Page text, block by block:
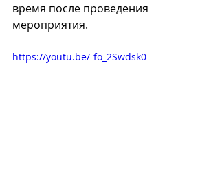
время после проведения
мероприятия.
https://youtu.be/-fo_2Swdsk0